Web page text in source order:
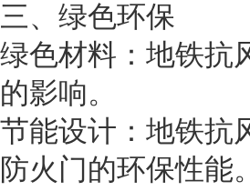
三、绿色环保
绿色材料：地铁抗
的影响。
节能设计：地铁抗
防火门的环保性能。